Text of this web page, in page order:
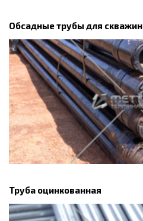
Обсадные трубы для скважин
Труба оцинкованная